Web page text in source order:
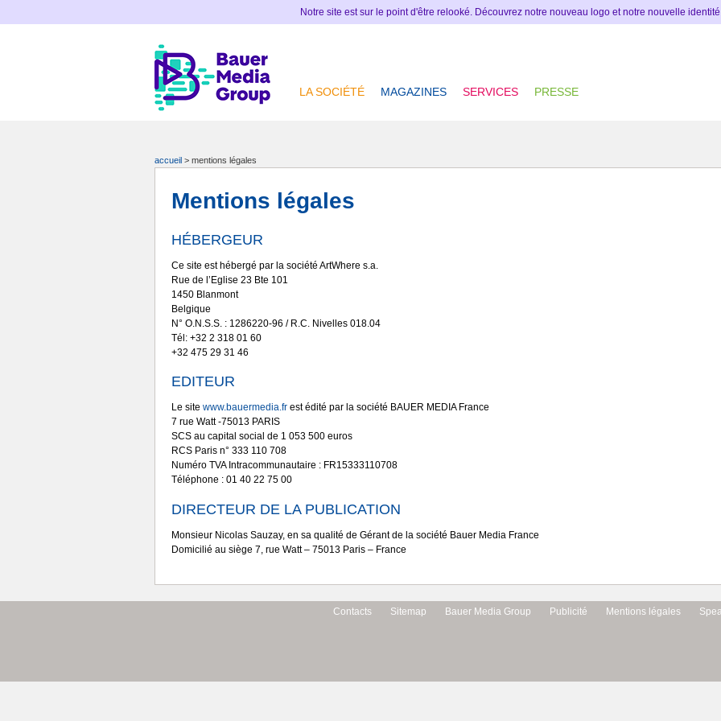
Notre site est sur le point d'être relooké. Découvrez notre nouveau logo et notre nouvelle
LA SOCIÉTÉ MAGAZINES SERVICES PRESSE
accueil > mentions légales
Mentions légales
HÉBERGEUR
Ce site est hébergé par la société ArtWhere s.a.
Rue de l’Eglise 23 Bte 101
1450 Blanmont
Belgique
N° O.N.S.S. : 1286220-96 / R.C. Nivelles 018.04
Tél: +32 2 318 01 60
+32 475 29 31 46
EDITEUR
Le site www.bauermedia.fr est édité par la société BAUER MEDIA France
7 rue Watt -75013 PARIS
SCS au capital social de 1 053 500 euros
RCS Paris n° 333 110 708
Numéro TVA Intracommunautaire : FR15333110708
Téléphone : 01 40 22 75 00
DIRECTEUR DE LA PUBLICATION
Monsieur Nicolas Sauzay, en sa qualité de Gérant de la société Bauer Media France
Domicilié au siège 7, rue Watt – 75013 Paris – France
Contacts Sitemap Bauer Media Group Publicité Mentions légales